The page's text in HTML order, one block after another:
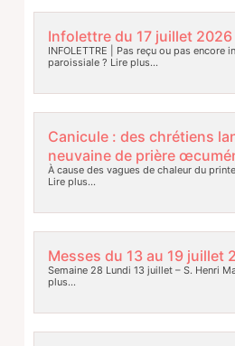
Infolettre du 17 juillet 2026
INFOLETTRE | Pas reçu ou pas encore
paroissiale ? Lire plus…
Canicule : des chrétiens
neuvaine de prière
À cause des vagues de chaleur du
Lire plus…
Messes du 13 au 19 juillet
Semaine 28 Lundi 13 juillet – S. Henri
plus…